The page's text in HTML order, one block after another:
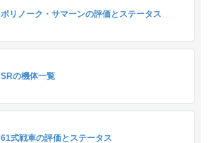
ボリノーク・サマーンの評価とステータス
SRの機体一覧
61式戦車の評価とステータス